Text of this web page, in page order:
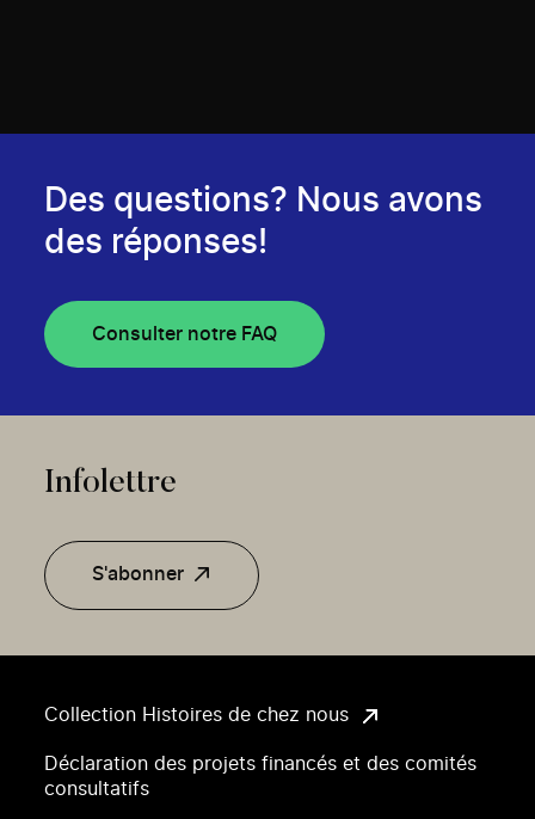
Collection Histoires de chez nous
Déclaration des projets financés et des comités
consultatifs
Des questions? Nous avons
des réponses!
Consulter notre FAQ
Infolettre
S'abonner